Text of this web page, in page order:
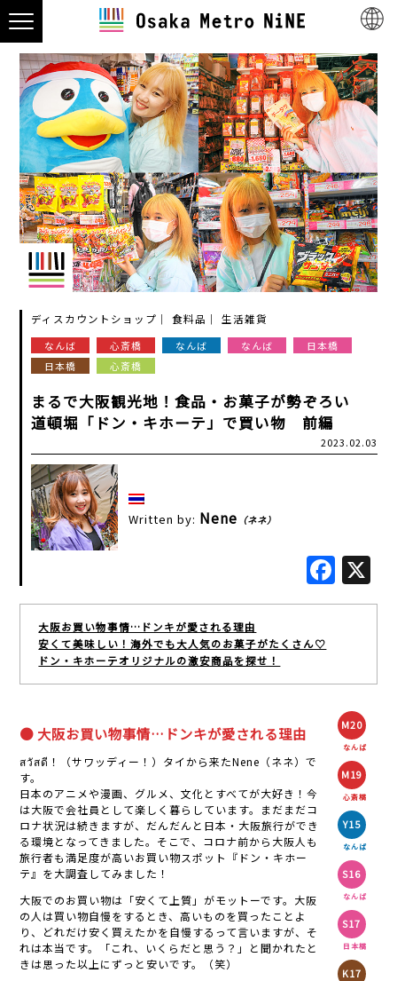
ディスカウントショップ 食料品
生活雑貨
なんば
心斎橋 なんば なんば
日本橋
日本橋
心斎橋
まるで大阪観光地！食品・お菓子が勢ぞろい
道頓堀「ドン・キホーテ」で買い物 前編
2023.02.03
Written by: Nene （ネネ）
大阪お買い物事情…ドンキが愛される理由
安くて美味しい！海外でも大人気のお菓子がたくさん♡
ドン・キホーテオリジナルの激安商品を探せ！
● 大阪お買い物事情…ドンキが愛される理由
สวัสดี！（サワッディー！）タイから来たNene（ネネ）で
す。
日本のアニメや漫画、グルメ、文化とすべてが大好き！今
は大阪で会社員として楽しく暮らしています。まだまだコ
ロナ状況は続きますが、だんだんと日本・大阪旅行ができ
る環境となってきました。そこで、コロナ前から大阪人も
旅行者も満足度が高いお買い物スポット『ドン・キホー
テ』を大調査してみました！
大阪でのお買い物は「安くて上質」がモットーです。大阪
の人は買い物自慢をするとき、高いものを買ったことよ
り、どれだけ安く買えたかを自慢するって言いますが、そ
れは本当です。「これ、いくらだと思う？」と聞かれたと
きは思った以上にずっと安いです。（笑）
M20
なんば
M19
心斎橋
Y15
なんば
S16
なんば
S17
日本橋
K17